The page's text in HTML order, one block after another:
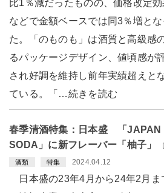
比1％減だったものの、価格改定効
などで金額ベースでは同3％増とな
た。「のものも」は酒質と高級感
るパッケージデザイン、値頃感が
され好調を維持し前年実績超えと
ている。「…続きを読む
春季清酒特集：日本盛 「JAPAN
SODA」に新フレーバー「柚子」
酒類 特集 2024.04.12
日本盛の23年4月から24年2月ま